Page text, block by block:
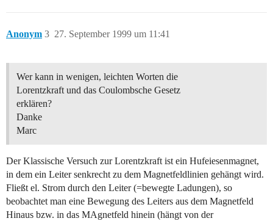
Anonym 27. September 1999 um 11:41
3
Wer kann in wenigen, leichten Worten die
Lorentzkraft und das Coulombsche Gesetz
erklären?
Danke
Marc
Der Klassische Versuch zur Lorentzkraft ist ein Hufeiesenmagnet,
in dem ein Leiter senkrecht zu dem Magnetfeldlinien gehängt wird.
Fließt el. Strom durch den Leiter (=bewegte Ladungen), so
beobachtet man eine Bewegung des Leiters aus dem Magnetfeld
Hinaus bzw. in das MAgnetfeld hinein (hängt von der